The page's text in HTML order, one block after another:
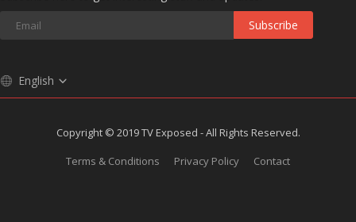
Subscribe
English
Copyright © 2019 TV Exposed - All Rights Reserved.
Terms & Conditions
Privacy Policy Contact